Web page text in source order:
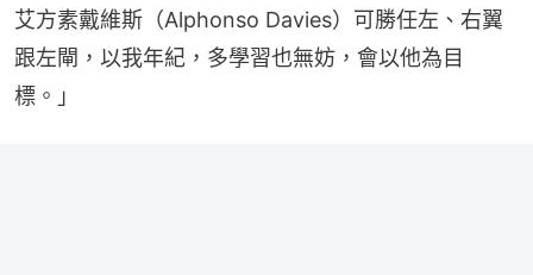
艾方素戴維斯（Alphonso Davies）可勝任左、右翼
跟左閘，以我年紀，多學習也無妨，會以他為目
標。」